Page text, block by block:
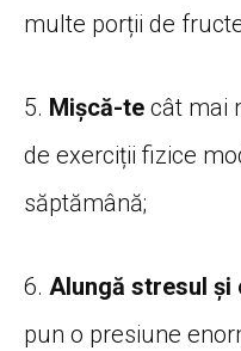
multe porții de
5. Mișcă-te cât mai
de exerciții fizice
săptămână;
6. Alungă stresul și
pun o presiune